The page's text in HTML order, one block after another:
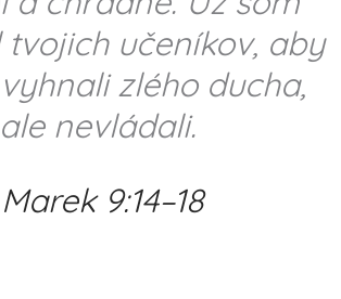
učeníkov, aby
zlého ducha,
ale nevládali.
Marek 9:14–18